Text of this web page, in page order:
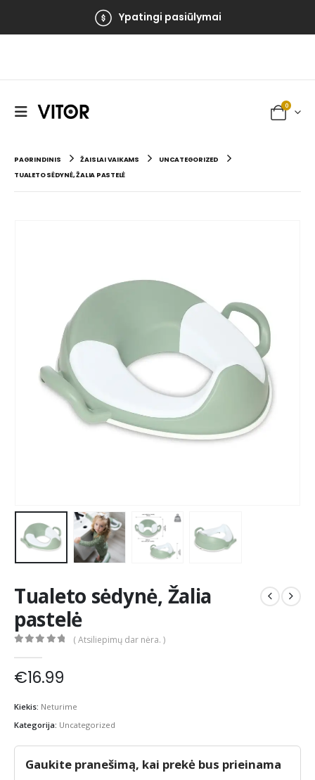
Ypatingi pasiūlymai
0
PAGRINDINIS ŽAISLAI VAIKAMS
UNCATEGORIZED
TUALETO SĖDYNĖ, ŽALIA PASTELĖ
Tualeto sėdynė, Žalia
pastelė
( Atsiliepimų dar nėra. )
€16.99
Kiekis: Neturime
Kategorija: Uncategorized
Gaukite pranešimą, kai prekė bus prieinama